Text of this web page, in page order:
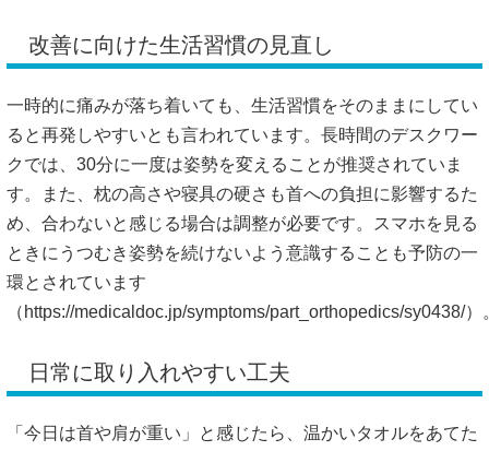
改善に向けた生活習慣の見直し
一時的に痛みが落ち着いても、生活習慣をそのままにしてい
ると再発しやすいとも言われています。長時間のデスクワー
クでは、30分に一度は姿勢を変えることが推奨されていま
す。また、枕の高さや寝具の硬さも首への負担に影響するた
め、合わないと感じる場合は調整が必要です。スマホを見る
ときにうつむき姿勢を続けないよう意識することも予防の一
環とされています
（ https://medicaldoc.jp/symptoms/part_orthopedics/sy0438/）
日常に取り入れやすい工夫
「今日は首や肩が重い」と感じたら、温かいタオルをあてた